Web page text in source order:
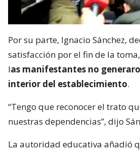
Por su parte, Ignacio Sánchez,
satisfacción por el fin de la
las manifestantes no
interior del establecimiento.
“Tengo que reconocer el trato
nuestras dependencias”, dijo
La autoridad educativa añadió